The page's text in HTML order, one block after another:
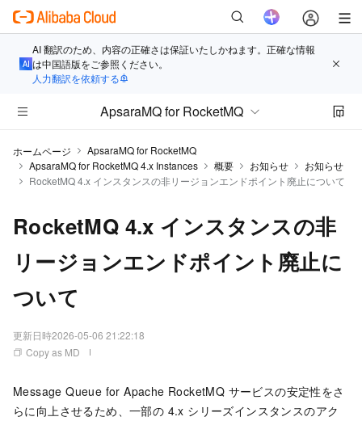
AI 翻訳のため、内容の正確さは保証いたしかねます。正確な情報
は中国語版をご参照ください。
人力翻訳を依頼する
ApsaraMQ for RocketMQ
ホームページ
ApsaraMQ for RocketMQ
ApsaraMQ for RocketMQ 4.x Instances
概要 お知らせ
お知らせ
RocketMQ 4.x インスタンスの非リージョンエンドポイント廃止について
RocketMQ 4.x インスタンスの非
リージョンエンドポイント廃止に
ついて
更新日時2026-05-06 21:22:18
Copy as MD
Message Queue for Apache RocketMQ サービスの安定性をさ
らに向上させるため、一部の 4.x シリーズインスタンスのアク